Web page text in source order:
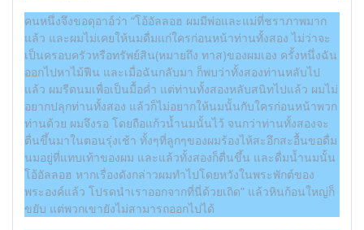
คนหนึ่งจึงขอดุอาอ์ว่า “โอ้อัลลอฮ ผมมีพ่อและแม่ที่ชราภาพมาก
แล้ว และผมไม่เคยให้นมดื่มแก่ใครก่อนหน้าท่านทั้งสอง ไม่ว่าจะ
เป็นครอบครัวหรือทรัพย์สิน(หมายถึง ทาส)ของผมเอง ครั้งหนึ่งฉัน
ออกไปหาไม้ฟืน และเมื่อฉันกลับมา ก็พบว่าทั้งสองท่านหลับไป
แล้ว ผมรีดนมเพื่อเป็นมื้อค่ำ แต่ท่านทั้งสองหลับสนิทไปแล้ว ผมไม่
อยากปลุกท่านทั้งสอง แล้วก็ไม่อยากให้นมนั้นกับใครก่อนหน้าพวก
ท่านด้วย ผมจึงรอ โดยถือแก้วน้ำนมนั้นไว้ จนกว่าท่านทั้งสองจะ
ตื่นขึ้นมาในตอนรุ่งเช้า ทั้งๆที่ลูกๆของผมร้องไห้สะอึกสะอื้นขอดื่ม
นมอยู่ที่แทบเท้าของผม และแล้วทั้งสองก็ตื่นขึ้น และดื่มน้ำนมนั้น
โอ้อัลลอฮ หากเรื่องดังกล่าวผมทำไปโดยหวังในพระพักต์ของ
พระองค์แล้ว โปรดนำเราออกจากที่นี่ด้วยเถิด” แล้วหินก้อนใหญ่ก็
ขยับ แต่พวกเขายังไม่สามารถออกไปได้